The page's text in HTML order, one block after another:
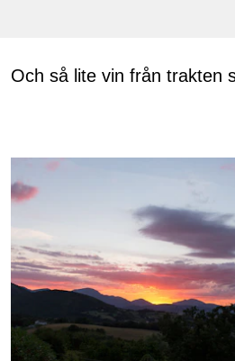
Och så lite vin från trakten